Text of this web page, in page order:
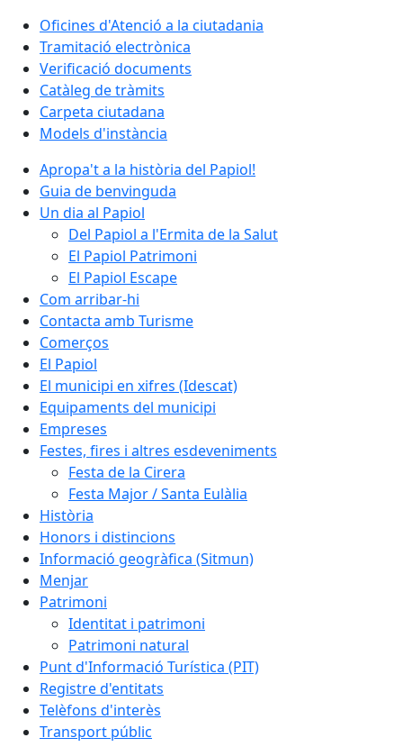
Oficines d'Atenció a la ciutadania
Tramitació electrònica
Verificació documents
Catàleg de tràmits
Carpeta ciutadana
Models d'instància
Apropa't a la història del Papiol!
Guia de benvinguda
Un dia al Papiol
Del Papiol a l'Ermita de la Salut
El Papiol Patrimoni
El Papiol Escape
Com arribar-hi
Contacta amb Turisme
Comerços
El Papiol
El municipi en xifres (Idescat)
Equipaments del municipi
Empreses
Festes, fires i altres esdeveniments
Festa de la Cirera
Festa Major / Santa Eulàlia
Història
Honors i distincions
Informació geogràfica (Sitmun)
Menjar
Patrimoni
Identitat i patrimoni
Patrimoni natural
Punt d'Informació Turística (PIT)
Registre d'entitats
Telèfons d'interès
Transport públic